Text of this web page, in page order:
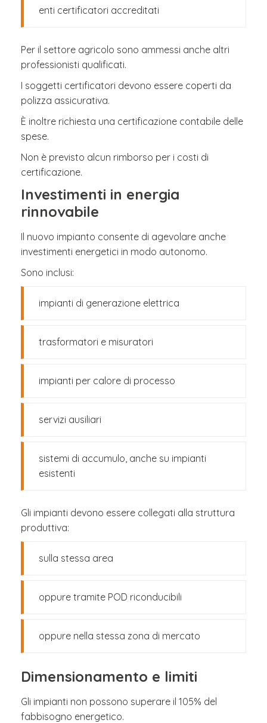
enti certificatori accreditati
Per il settore agricolo sono ammessi anche altri
professionisti qualificati.
I soggetti certificatori devono essere coperti da
polizza assicurativa.
È inoltre richiesta una certificazione contabile delle
spese.
Non è previsto alcun rimborso per i costi di
certificazione.
Investimenti in energia
rinnovabile
Il nuovo impianto consente di agevolare anche
investimenti energetici in modo autonomo.
Sono inclusi:
impianti di generazione elettrica
trasformatori e misuratori
impianti per calore di processo
servizi ausiliari
sistemi di accumulo, anche su impianti
esistenti
Gli impianti devono essere collegati alla struttura
produttiva:
sulla stessa area
oppure tramite POD riconducibili
oppure nella stessa zona di mercato
Dimensionamento e limiti
Gli impianti non possono superare il 105% del
fabbisogno energetico.